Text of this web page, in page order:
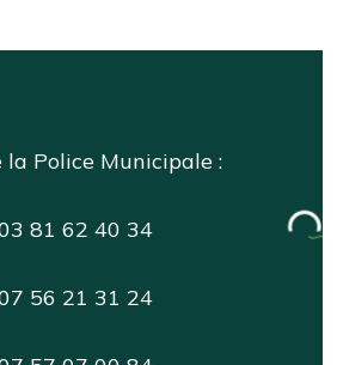
la Police Municipale :
81 62 40 34
56 21 31 24